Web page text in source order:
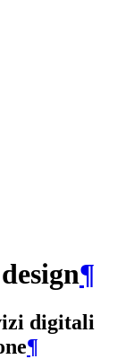
¶
digitali
¶